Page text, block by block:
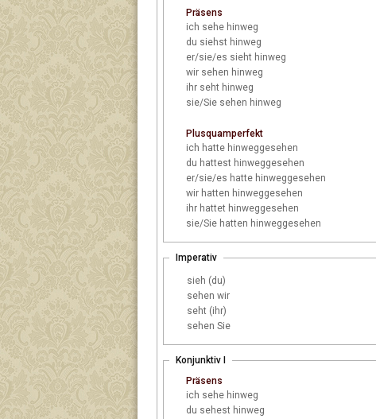
Präsens
ich sehe hinweg
du siehst hinweg
er/sie/es sieht hinweg
wir sehen hinweg
ihr seht hinweg
sie/Sie sehen hinweg
Plusquamperfekt
ich hatte hinweggesehen
du hattest hinweggesehen
er/sie/es hatte hinweggesehen
wir hatten hinweggesehen
ihr hattet hinweggesehen
sie/Sie hatten hinweggesehen
Imperativ
sieh (du)
sehen wir
seht (ihr)
sehen Sie
Konjunktiv I
Präsens
ich sehe hinweg
du sehest hinweg